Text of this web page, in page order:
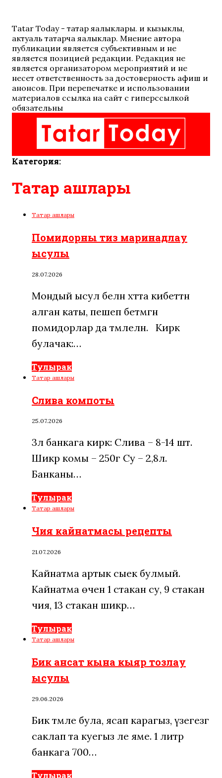
Tatar Today - татар яңалыклары. иң кызыклы,
актуаль татарча яңалыклар. Мнение автора
публикации является субъективным и не
является позицией редакции. Редакция не
является организатором мероприятий и не
несет ответственность за достоверность афиш и
анонсов. При перепечатке и использовании
материалов ссылка на сайт с гиперссылкой
обязательны
Категория:
Татар ашлары
Татар ашлары
Помидорны тиз маринадлау
ысулы
28.07.2026
Мондый ысул белән хәтта кибеттән
алган каты, пешеп бетмәгән
помидорлар да тәмлеләнә. Кирәк
булачак:…
Тулырак
Татар ашлары
Слива компоты
25.07.2026
3л банкага кирәк: Слива – 8-14 шт.
Шикәр комы – 250г Су – 2,8л.
Банканы…
Тулырак
Татар ашлары
Чия кайнатмасы рецепты
21.07.2026
Кайнатма артык сыек булмый.
Кайнатма өчен 1 стакан су, 9 стакан
чия, 13 стакан шикәр…
Тулырак
Татар ашлары
Бик ансат кына кыяр тозлау
ысулы
29.06.2026
Бик тәмле була, ясап карагыз, үзегезгә
саклап та куегыз әле яме. 1 литр
банкага 700…
Тулырак